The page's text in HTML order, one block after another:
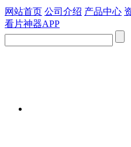
网站首页 公司介绍 产品中心
看片神器APP